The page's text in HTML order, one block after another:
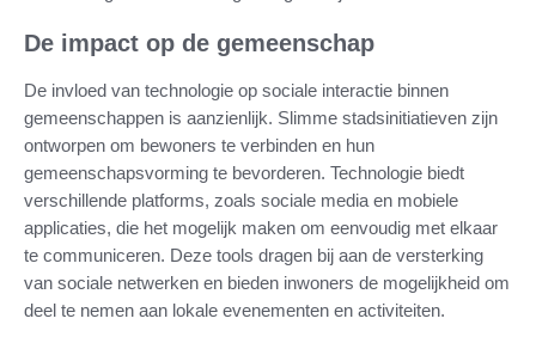
De impact op de gemeenschap
De invloed van technologie op sociale interactie binnen
gemeenschappen is aanzienlijk. Slimme stadsinitiatieven zijn
ontworpen om bewoners te verbinden en hun
gemeenschapsvorming te bevorderen. Technologie biedt
verschillende platforms, zoals sociale media en mobiele
applicaties, die het mogelijk maken om eenvoudig met elkaar
te communiceren. Deze tools dragen bij aan de versterking
van sociale netwerken en bieden inwoners de mogelijkheid om
deel te nemen aan lokale evenementen en activiteiten.